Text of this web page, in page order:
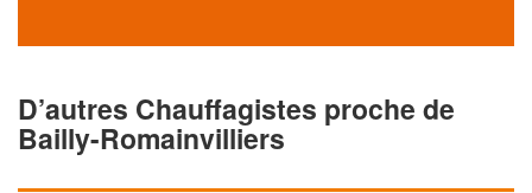
D’autres Chauffagistes proche de
Bailly-Romainvilliers